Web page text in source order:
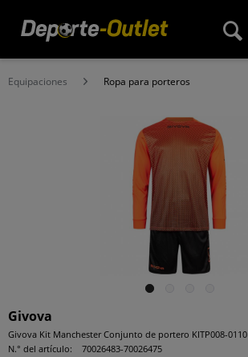
Equipaciones Ropa para porteros
Givova
Givova Kit Manchester Conjunto de portero KITP008-0110
N.° del artículo:
70026483-70026475